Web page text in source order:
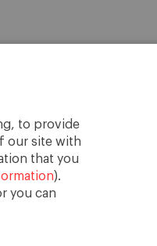
to provide
our site with
that you
).
you can